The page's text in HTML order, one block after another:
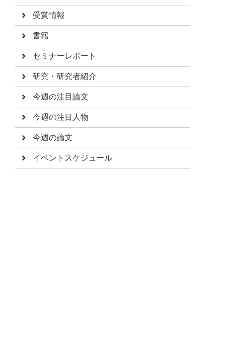
受賞情報
書籍
セミナーレポート
研究・研究者紹介
今週の注目論文
今週の注目人物
今週の論文
イベントスケジュール